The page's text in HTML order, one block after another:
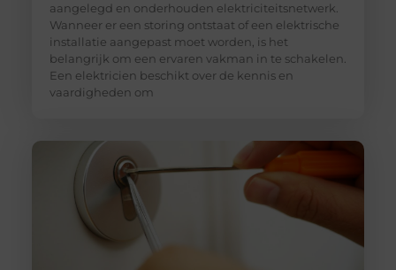
aangelegd en onderhouden elektriciteitsnetwerk.
Wanneer er een storing ontstaat of een elektrische
installatie aangepast moet worden, is het
belangrijk om een ervaren vakman in te schakelen.
Een elektricien beschikt over de kennis en
vaardigheden om